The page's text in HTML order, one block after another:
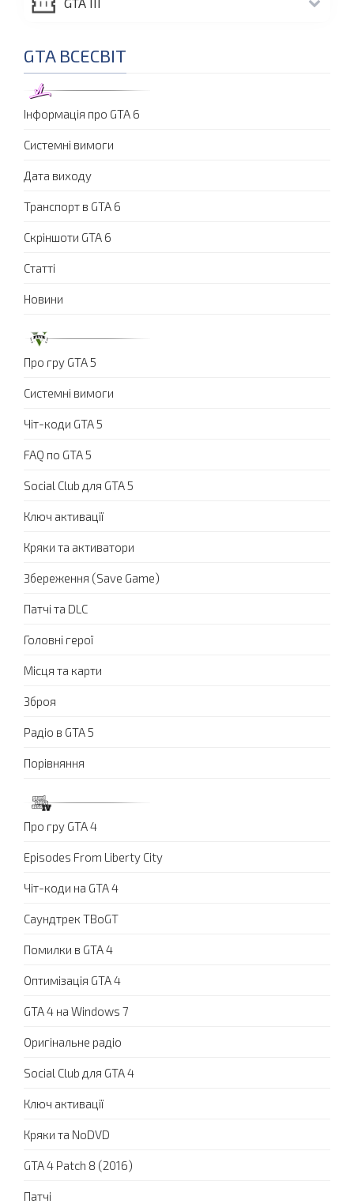
GTA ВСЕСВІТ
Інформація про GTA 6
Системні вимоги
Дата виходу
Транспорт в GTA 6
Скріншоти GTA 6
Статті
Новини
Про гру GTA 5
Системні вимоги
Чіт-коди GTA 5
FAQ по GTA 5
Social Club для GTA 5
Ключ активації
Кряки та активатори
Збереження (Save Game)
Патчі та DLC
Головні герої
Місця та карти
Зброя
Радіо в GTA 5
Порівняння
Про гру GTA 4
Episodes From Liberty City
Чіт-коди на GTA 4
Саундтрек TBoGT
Помилки в GTA 4
Оптимізація GTA 4
GTA 4 на Windows 7
Оригінальне радіо
Social Club для GTA 4
Ключ активації
Кряки та NoDVD
GTA 4 Patch 8 (2016)
Патчі